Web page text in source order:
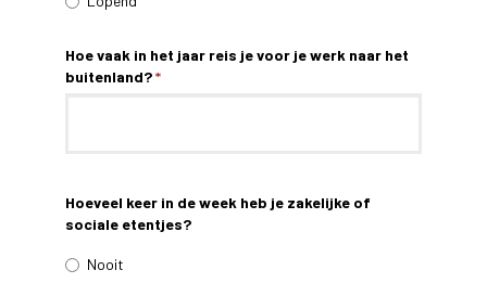
Hoe vaak in het jaar reis je voor je werk naar het
buitenland?*
Hoeveel keer in de week heb je zakelijke of
sociale etentjes?
Nooit